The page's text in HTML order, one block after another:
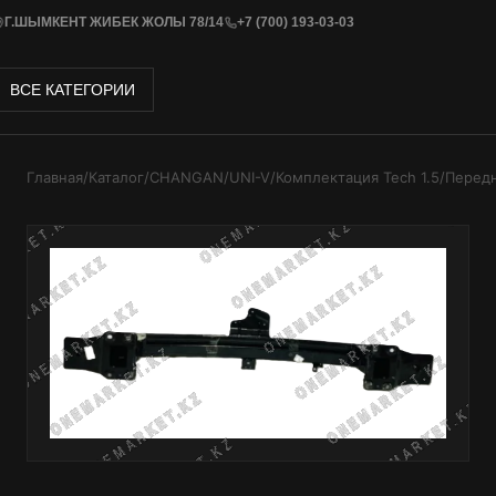
Г.ШЫМКЕНТ ЖИБЕК ЖОЛЫ 78/14 +7 (700) 193-03-03
ВСЕ КАТЕГОРИИ
Главная/Каталог/CHANGAN/UNI-V/Комплектация Tech 1.5/